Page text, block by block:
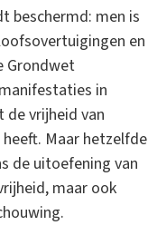
beschermd: men is
en
Grondwet
in
vrijheid van
Maar hetzelfde
de uitoefening van
maar ook